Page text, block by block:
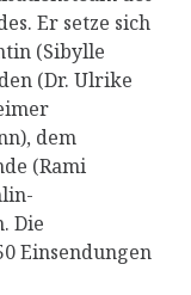
Er setze sich
(Sibylle
(Dr. Ulrike
dem
(Rami
Die
Einsendungen